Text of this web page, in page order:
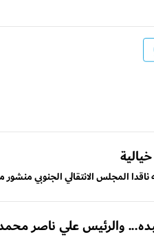
المجلس الانتقالي الجنوبي
والرئيس علي ناصر